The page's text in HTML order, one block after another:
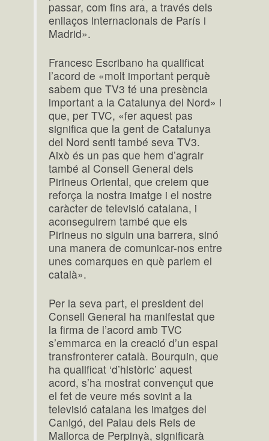
passar, com fins ara, a través dels
enllaços internacionals de París i
Madrid».
Francesc Escribano ha qualificat
l’acord de «molt important perquè
sabem que TV3 té una presència
important a la Catalunya del Nord» i
que, per TVC, «fer aquest pas
significa que la gent de Catalunya
del Nord senti també seva TV3.
Això és un pas que hem d’agrair
també al Consell General dels
Pirineus Oriental, que creiem que
reforça la nostra imatge i el nostre
caràcter de televisió catalana, i
aconseguirem també que els
Pirineus no siguin una barrera, sinó
una manera de comunicar-nos entre
unes comarques en què parlem el
català».
Per la seva part, el president del
Consell General ha manifestat que
la firma de l’acord amb TVC
s’emmarca en la creació d’un espai
transfronterer català. Bourquin, que
ha qualificat ‘d’històric’ aquest
acord, s’ha mostrat convençut que
el fet de veure més sovint a la
televisió catalana les imatges del
Canigó, del Palau dels Reis de
Mallorca de Perpinyà, significarà